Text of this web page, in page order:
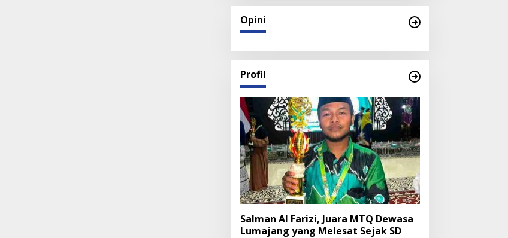
Opini
Profil
Salman Al Farizi, Juara MTQ Dewasa
Lumajang yang Melesat Sejak SD